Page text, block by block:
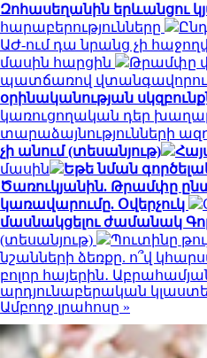
Զոհասեղանին երևանցու
հարաբերությունները
ԱԺ-ում դա նրանց չի
մասին հարցին
Թրամփը
պատճառով
օրինականության
կառուցողական դեր
տարաձայնությունների
չի անում (տեսանյութ)
մասին
Եթե նման
Ծառուկյանին. Թրամփը
կառավարումը. Օվերչուկ
մասնակցելու ժամանակ
(տեսանյութ)
Պուտինը
նշանների ձեռքը. ո՞վ
բոլոր հայերին․
արդյունաբերական
Ամբողջ լրահոսը »